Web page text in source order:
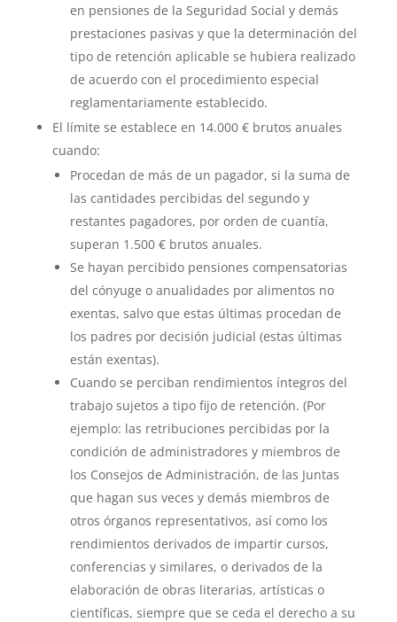
en pensiones de la Seguridad Social y demás
prestaciones pasivas y que la determinación del
tipo de retención aplicable se hubiera realizado
de acuerdo con el procedimiento especial
reglamentariamente establecido.
El límite se establece en 14.000 € brutos anuales
cuando:
Procedan de más de un pagador, si la suma de
las cantidades percibidas del segundo y
restantes pagadores, por orden de cuantía,
superan 1.500 € brutos anuales.
Se hayan percibido pensiones compensatorias
del cónyuge o anualidades por alimentos no
exentas, salvo que estas últimas procedan de
los padres por decisión judicial (estas últimas
están exentas).
Cuando se perciban rendimientos íntegros del
trabajo sujetos a tipo fijo de retención. (Por
ejemplo: las retribuciones percibidas por la
condición de administradores y miembros de
los Consejos de Administración, de las Juntas
que hagan sus veces y demás miembros de
otros órganos representativos, así como los
rendimientos derivados de impartir cursos,
conferencias y similares, o derivados de la
elaboración de obras literarias, artísticas o
científicas, siempre que se ceda el derecho a su